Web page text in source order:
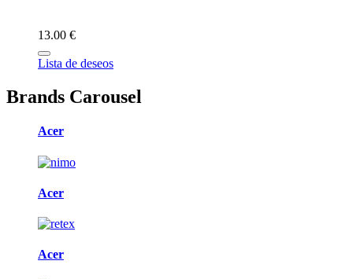
13.00 €
Lista de deseos
Brands Carousel
Acer
Acer
Acer